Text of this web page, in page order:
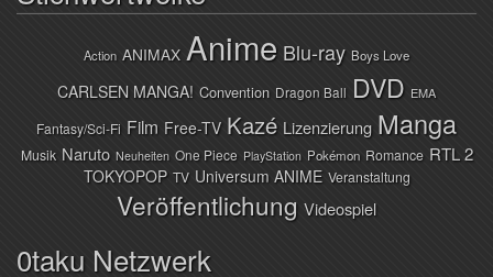
Action ANIMAX Anime Blu-ray Boys Love
CARLSEN MANGA! Convention Dragon Ball DVD EMA
Fantasy/Sci-Fi Film Free-TV Kazé Lizenzierung Manga
Musik Naruto Neuheiten One Piece PlayStation Pokémon Romance RTL 2
TOKYOPOP TV Universum ANIME Veranstaltung
Veröffentlichung Videospiel
0taku Netzwerk